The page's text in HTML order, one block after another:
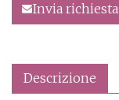
Invia richiesta
Descrizione